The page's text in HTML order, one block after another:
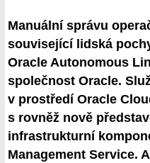
Manuální správu
související lidská
Oracle Autonomous
společnost Oracle.
v prostředí Oracle
s rovněž nově
infrastrukturní
Management Service.